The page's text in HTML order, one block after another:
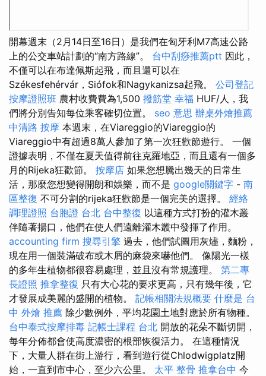
開幕週末（2月14日至16日）是我們在匈牙利M7高速公路
上的公交車站計劃的“南方路線”。 台中刮痧推薦ptt 因此，
不僅可以在布達佩斯起飛，而且還可以在
Székesfehérvár，Siófok和Nagykanizsa起飛。 公司登記
按摩證照班 農村收費費為1,500 撥筋堂 幸福 HUF/人，我
們將分別告知每位乘客確切位置。 seo 意思 辦桌外燴推薦
中清路 按摩 本週末，在Viareggio的Viareggio的
Viareggio中有超過8萬人參加了第一次狂歡節遊行。 一個
證據表明，不僅在夏天值得前往克羅地亞，而且還有一個多
月的Rijeka狂歡節。 按摩店 如果您想騰出幾天的日常生
活，那麼您想變得開朗和娛樂，而不是 google關鍵字 - 南
區整復 不可分割的rijeka狂歡節是一個完美的選擇。 經絡
調理證照 台胞證 台北 台中整復 以這種方式打扮的灌木叢
伴隨著揚口，他們在使人們遠離灌木叢中發揮了作用。
accounting firm 搜尋引擎 過去，他們試圖用灰燼，麵粉，
現在用一個裝滿破布或木屑的麻袋來嚇他們。 像陽光一樣
的多年生植物都很容易處理，並且沒有常規護理。 第二專
長證照 推拿整復 只有大心花的要求更高，只有幾年後，它
才發展成美麗的盛開的植物。 記帳相關法規概要 什麼是 台
中 外燴 推薦 除少數例外，平均花園土地對應於所有物種。
台中泰式按摩排毒 記帳士課程 台北 開放的花朵不斷切開，
每年分佈都會使高度濃密的根部恢復活力。 在這種情況
下，大量人群在街上游行，看到遊行從Chlodwigplatz開
始，一直到市中心，至少六公里。 太平 整骨 推拿台中 今